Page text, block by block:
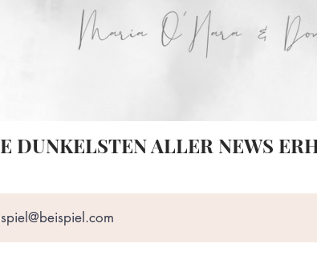
DUNKELSTEN ALLER NEWS